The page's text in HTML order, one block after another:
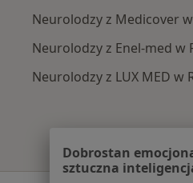
Neurolodzy z Medicover
Neurolodzy z Enel-med w
Neurolodzy z LUX MED w
Dobrostan
sztuczna